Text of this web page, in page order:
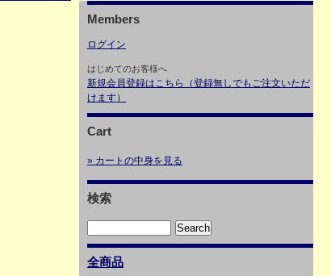
Members
ログイン
はじめてのお客様へ
新規会員登録はこちら（登録無しでもご注文いただ
けます）
Cart
» カートの中身を見る
検索
全商品